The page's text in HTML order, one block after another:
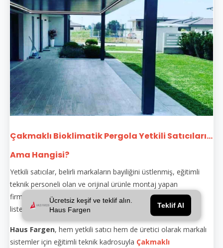
Ücretsiz keşif ve teklif alın.
Haus Fargen
Teklif Al
Çakmaklı Bioklimatik Pergola Yetkili Satıcıları...
Ama Hangisi?
Yetkili satıcılar, belirli markaların bayiliğini üstlenmiş, eğitimli
teknik personeli olan ve orijinal ürünle montaj yapan
firmalardır. Yetkili satıcılar genellikle markanın sitesinde
listelenir.
Haus Fargen, hem yetkili satıcı hem de üretici olarak markalı
sistemler için eğitimli teknik kadrosuyla Çakmaklı